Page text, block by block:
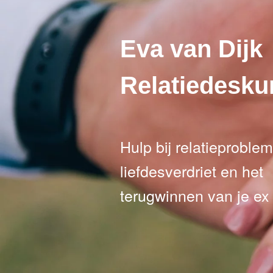
Eva van Dijk
Hulp bij
liefdesverdriet en het
terugwinnen van je ex